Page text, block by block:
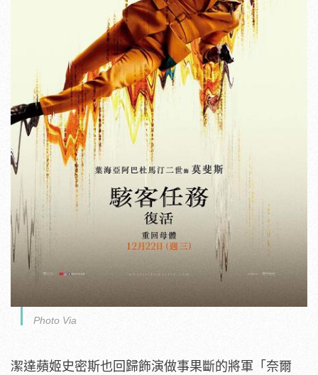
Photo Via
潔達蘋姬史密斯也回歸飾演做事果斷的將軍「奈爾